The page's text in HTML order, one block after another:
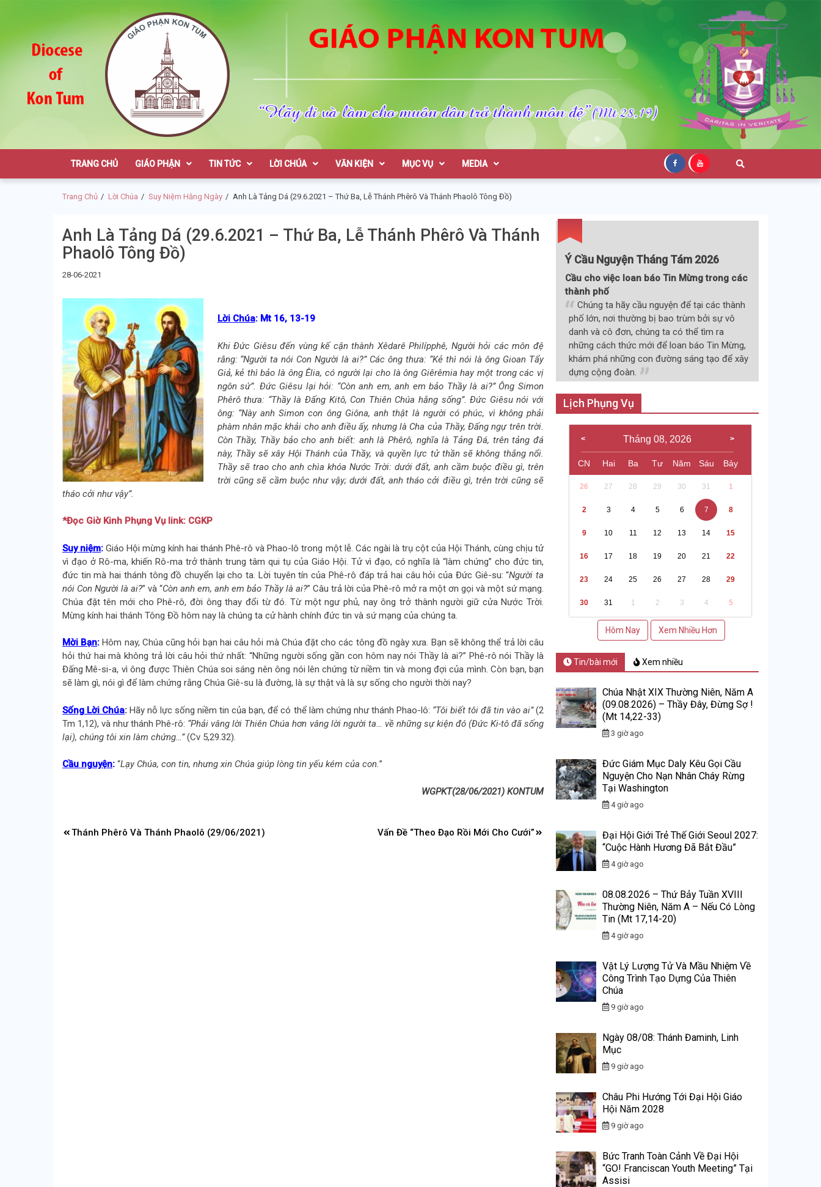
Giáo Phận Kon Tum
TRANG CHỦ GIÁO PHẬN TIN TỨC LỜI CHÚA VĂN KIỆN MỤC VỤ MEDIA
Trang Chủ Lời Chúa Suy Niệm Hằng Ngày Anh Là Tảng Dá (29.6.2021 – Thứ Ba, Lễ Thánh Phêrô Và Thánh Phaolô Tông Đồ)
Anh Là Tảng Dá (29.6.2021 – Thứ Ba, Lễ Thánh Phêrô Và Thánh
Phaolô Tông Đồ)
28-06-2021
Lời Chúa: Mt 16, 13-19
Khi Ðức Giêsu đến vùng kế cận thành Xêdarê Philípphê, Người hỏi các môn đệ
rằng: “Người ta nói Con Người là ai?” Các ông thưa: “Kẻ thì nói là ông Gioan Tẩy
Giả, kẻ thì bảo là ông Êlia, có người lại cho là ông Giêrêmia hay một trong các vị
ngôn sứ”. Ðức Giêsu lại hỏi: “Còn anh em, anh em bảo Thầy là ai?” Ông Simon
Phêrô thưa: “Thầy là Ðấng Kitô, Con Thiên Chúa hằng sống”. Ðức Giêsu nói với
ông: “Này anh Simon con ông Giôna, anh thật là người có phúc, vì không phải
phàm nhân mặc khải cho anh điều ấy, nhưng là Cha của Thầy, Ðấng ngự trên trời.
Còn Thầy, Thầy bảo cho anh biết: anh là Phêrô, nghĩa là Tảng Ðá, trên tảng đá
này, Thầy sẽ xây Hội Thánh của Thầy, và quyền lực tử thần sẽ không thắng nổi.
Thầy sẽ trao cho anh chìa khóa Nước Trời: dưới đất, anh cầm buộc điều gì, trên
trời cũng sẽ cầm buộc như vậy; dưới đất, anh tháo cởi điều gì, trên trời cũng sẽ
tháo cởi như vậy”.
*Đọc Giờ Kinh Phụng Vụ link: CGKP
Suy niệm: Giáo Hội mừng kính hai thánh Phê-rô và Phao-lô trong một lễ. Các ngài là trụ cột của Hội Thánh, cùng chịu tử
vì đạo ở Rô-ma, khiến Rô-ma trở thành trung tâm qui tụ của Giáo Hội. Tử vì đạo, có nghĩa là “làm chứng” cho đức tin,
đức tin mà hai thánh tông đồ chuyển lại cho ta. Lời tuyên tín của Phê-rô đáp trả hai câu hỏi của Đức Giê-su: “Người ta
nói Con Người là ai?” và “Còn anh em, anh em bảo Thầy là ai?” Câu trả lời của Phê-rô mở ra một ơn gọi và một sứ mạng.
Chúa đặt tên mới cho Phê-rô, đời ông thay đổi từ đó. Từ một ngư phủ, nay ông trở thành người giữ cửa Nước Trời.
Mừng kính hai thánh Tông Đồ hôm nay là chúng ta cử hành chính đức tin và sứ mạng của chúng ta.
Mời Bạn: Hôm nay, Chúa cũng hỏi bạn hai câu hỏi mà Chúa đặt cho các tông đồ ngày xưa. Bạn sẽ không thể trả lời câu
hỏi thứ hai mà không trả lời câu hỏi thứ nhất: “Những người sống gần con hôm nay nói Thầy là ai?” Phê-rô nói Thầy là
Đấng Mê-si-a, vì ông được Thiên Chúa soi sáng nên ông nói lên chứng từ niềm tin và mong đợi của mình. Còn bạn, bạn
sẽ làm gì, nói gì để làm chứng rằng Chúa Giê-su là đường, là sự thật và là sự sống cho người thời nay?
Sống Lời Chúa: Hãy nỗ lực sống niềm tin của bạn, để có thể làm chứng như thánh Phao-lô: “Tôi biết tôi đã tin vào ai”(2
Tm 1,12), và như thánh Phê-rô: “Phải vâng lời Thiên Chúa hơn vâng lời người ta… về những sự kiện đó (Đức Ki-tô đã sống
lại), chúng tôi xin làm chứng…”(Cv 5,29.32).
Cầu nguyện: “Lạy Chúa, con tin, nhưng xin Chúa giúp lòng tin yếu kém của con.”
WGPKT(28/06/2021) KONTUM
Điều
Thánh Phêrô Và Thánh Phaolô (29/06/2021) Vấn Đề “Theo Đạo Rồi Mới Cho Cưới”
Ý Cầu Nguyện Tháng Tám 2026
Cầu cho việc loan báo Tin Mừng trong các
thành phố
Chúng ta hãy cầu nguyện để tại các thành
phố lớn, nơi thường bị bao trùm bởi sự vô
danh và cô đơn, chúng ta có thể tìm ra
những cách thức mới để loan báo Tin Mừng,
khám phá những con đường sáng tạo để xây
dựng cộng đoàn.
Lịch Phụng Vụ
Tháng 08, 2026
CN Hai Ba Tư Năm Sáu Bảy
26 27 28 29 30 31 1
2 3 4 5 6 7 8
9 10 11 12 13 14 15
16 17 18 19 20 21 22
23 24 25 26 27 28 29
30 31 1 2 3 4 5
Hôm Nay Xem Nhiều Hơn
Tin/bài mới Xem nhiều
Chúa Nhật XIX Thường Niên, Năm A
(09.08.2026) – Thầy Đây, Đừng Sợ !
(Mt 14,22-33)
3 giờ ago
Đức Giám Mục Daly Kêu Gọi Cầu
Nguyện Cho Nạn Nhân Cháy Rừng
Tại Washington
4 giờ ago
Đại Hội Giới Trẻ Thế Giới Seoul 2027:
“Cuộc Hành Hương Đã Bắt Đầu”
4 giờ ago
08.08.2026 – Thứ Bảy Tuần XVIII
Thường Niên, Năm A – Nếu Có Lòng
Tin (Mt 17,14-20)
4 giờ ago
Vật Lý Lượng Tử Và Mầu Nhiệm Về
Công Trình Tạo Dựng Của Thiên
Chúa
9 giờ ago
Ngày 08/08: Thánh Đaminh, Linh
Mục
9 giờ ago
Châu Phi Hướng Tới Đại Hội Giáo
Hội Năm 2028
9 giờ ago
Bức Tranh Toàn Cảnh Về Đại Hội
“GO! Franciscan Youth Meeting” Tại
Assisi